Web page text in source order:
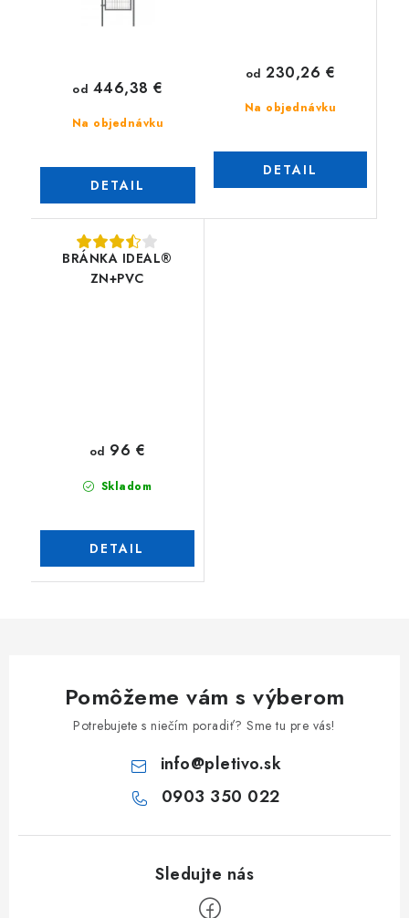
Na objednávku
od 446,38 €
DETAIL
Na objednávku
od 230,26 €
DETAIL
BRÁNKA IDEAL®
ZN+PVC
Skladom
od 96 €
DETAIL
Pomôžeme vám s výberom
Potrebujete s niečím poradiť? Sme tu pre vás!
info@pletivo.sk
0903 350 022